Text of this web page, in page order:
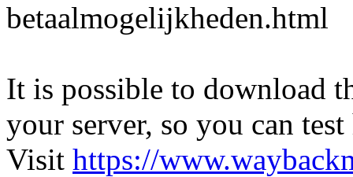
betaalmogelijkheden.html
It is possible to download
your server, so you can
Visit https://